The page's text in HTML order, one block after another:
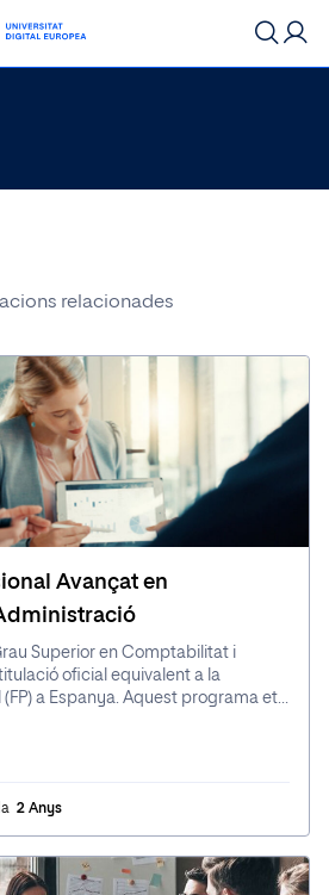
més populars
relacionades
Avançat en
Superior en Comptabilitat i
oficial equivalent a la
Aquest programa et
en diferents tipus d'empreses, des
de manera virtual.
2 Anys